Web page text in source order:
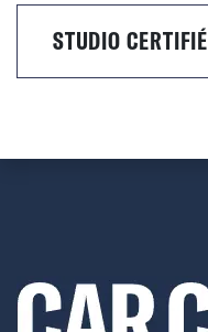
STUDIO CERTIFIÉ